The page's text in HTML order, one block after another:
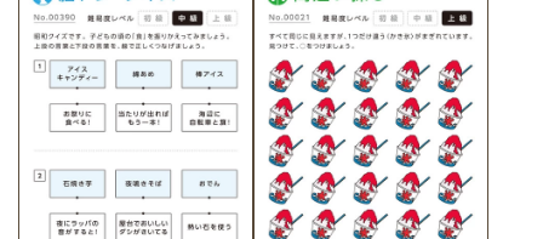
す。 関連キーワード：浴衣・こ
ども・うちわ・夜空・光演出・
観覧・イベント
連キーワード：お面・かき氷・
氷菓・わたあめ・浴衣・屋台・
賑わい・行事・提灯・風景